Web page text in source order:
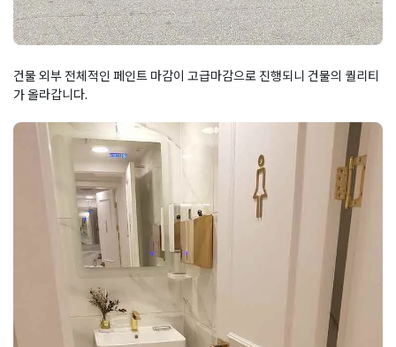
건물 외부 전체적인 페인트 마감이 고급마감으로 진행되니 건물의 퀄리티
가 올라갑니다.